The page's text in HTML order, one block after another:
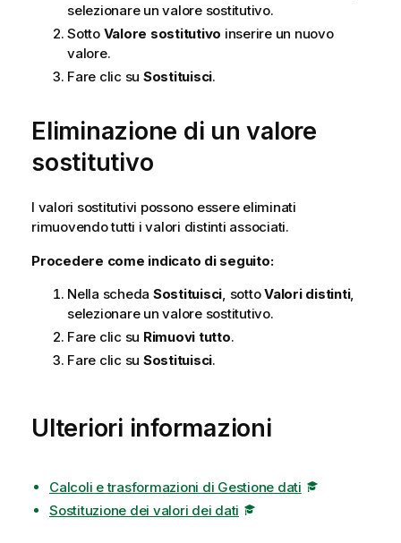
selezionare un valore sostitutivo.
Sotto Valore sostitutivo inserire un nuovo
valore.
Fare clic su Sostituisci.
Eliminazione di un valore
sostitutivo
I valori sostitutivi possono essere eliminati
rimuovendo tutti i valori distinti associati.
Procedere come indicato di seguito:
Nella scheda Sostituisci, sottoValori distinti,
selezionare un valore sostitutivo.
Fare clic su Rimuovi tutto.
Fare clic su Sostituisci.
Ulteriori informazioni
Calcoli e trasformazioni di Gestione dati
Sostituzione dei valori dei dati